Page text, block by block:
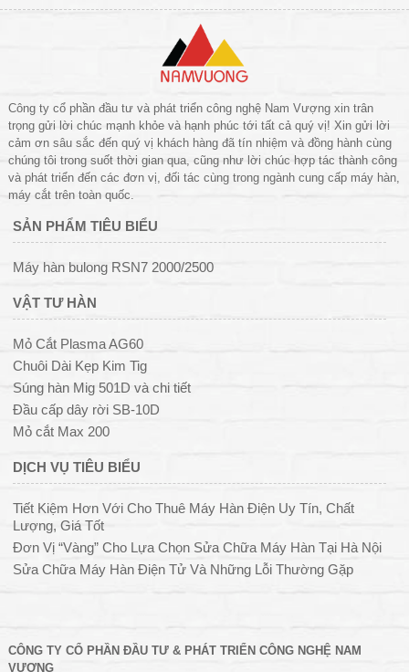
Công ty cổ phần đầu tư và phát triển công nghệ Nam Vượng xin trân
trọng gửi lời chúc mạnh khỏe và hạnh phúc tới tất cả quý vị! Xin gửi lời
cảm ơn sâu sắc đến quý vị khách hàng đã tín nhiệm và đồng hành cùng
chúng tôi trong suốt thời gian qua, cũng như lời chúc hợp tác thành công
và phát triển đến các đơn vị, đối tác cùng trong ngành cung cấp máy hàn,
máy cắt trên toàn quốc.
SẢN PHẨM TIÊU BIỂU
Máy hàn bulong RSN7 2000/2500
VẬT TƯ HÀN
Mỏ Cắt Plasma AG60
Chuôi Dài Kẹp Kim Tig
Súng hàn Mig 501D và chi tiết
Đầu cấp dây rời SB-10D
Mỏ cắt Max 200
DỊCH VỤ TIÊU BIỂU
Tiết Kiệm Hơn Với Cho Thuê Máy Hàn Điện Uy Tín, Chất
Lượng, Giá Tốt
Đơn Vị “Vàng” Cho Lựa Chọn Sửa Chữa Máy Hàn Tại Hà Nội
Sửa Chữa Máy Hàn Điện Tử Và Những Lỗi Thường Gặp
CÔNG TY CỔ PHẦN ĐẦU TƯ & PHÁT TRIỂN CÔNG NGHỆ NAM
VƯỢNG